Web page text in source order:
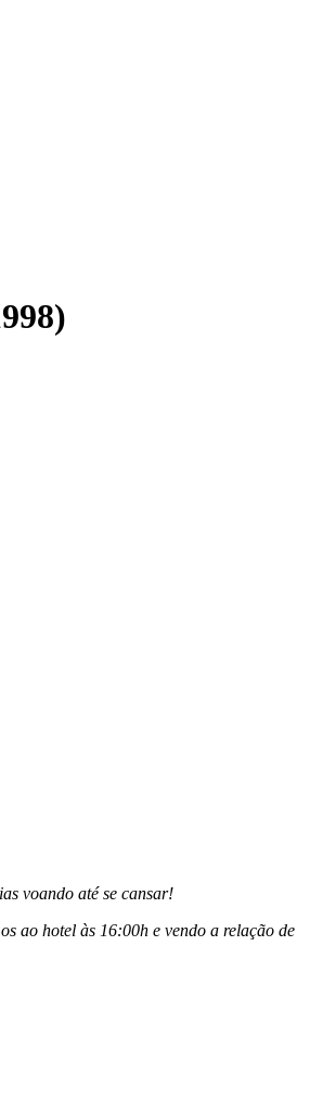
voando até se cansar!
ao hotel às 16:00h e vendo a relação de